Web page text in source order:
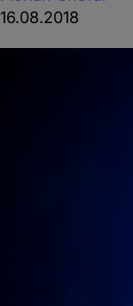
16.08.2018